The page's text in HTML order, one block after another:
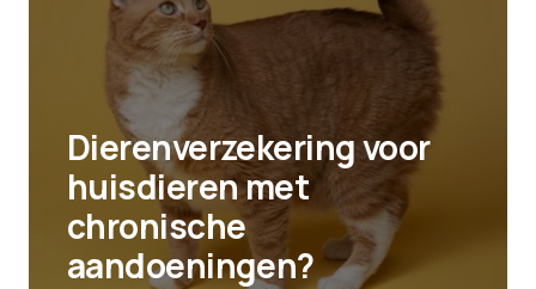
Dierenverzekering voor
huisdieren met
chronische
aandoeningen?